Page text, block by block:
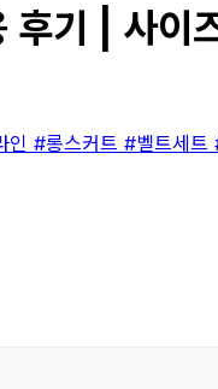
기 | 사이
인 #롱스커트 #벨트세트